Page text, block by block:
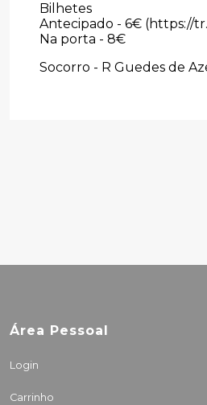
Bilhetes
Antecipado - 6€ (https://
Na porta - 8€
Socorro - R Guedes de
Área Pessoal
Login
Carrinho